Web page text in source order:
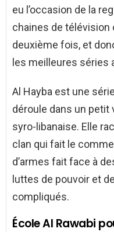
eu l’occasion de la
chaines de télévision
deuxième fois, et
les meilleures séries
Al Hayba est une
déroule dans un petit
syro-libanaise. Elle
clan qui fait le
d’armes fait face à
luttes de pouvoir et
compliqués.
École Al Rawabi